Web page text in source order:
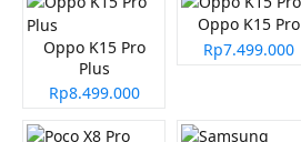
Oppo K15 Pro
Plus
Rp8.499.000
Oppo K15 Pro
Rp7.499.000